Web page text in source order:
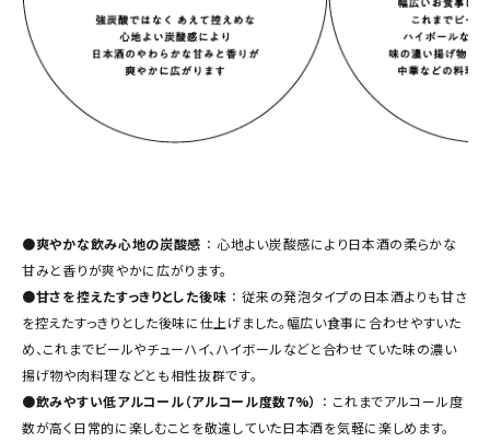
●爽やかな飲み心地の炭酸感 ： 心地よい炭酸感により日本酒の柔らかな
甘みと香りが爽やかに広がります。
●甘さを控えたすっきりとした後味 ： 従来の発泡タイプの日本酒よりも甘さ
を控えたすっきりとした後味に仕上げました。幅広い食事に合わせやすいた
め、これまでビールやチューハイ、ハイボールなどと合わせていた味の濃い
揚げ物や肉料理などとも相性抜群です。
●飲みやすい低アルコール（アルコール度数7%） ： これまでアルコール度
数が高く日常的に楽しむことを敬遠していた日本酒を気軽に楽しめます。